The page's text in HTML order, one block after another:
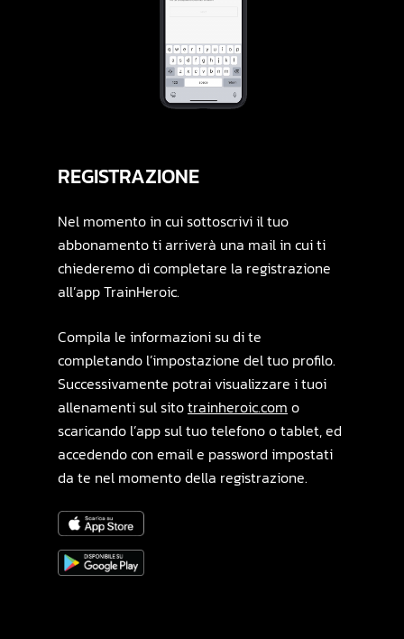
REGISTRAZIONE
Nel momento in cui sottoscrivi il tuo
abbonamento ti arriverà una mail in cui ti
chiederemo di completare la registrazione
all’app TrainHeroic.
Compila le informazioni su di te
completando l’impostazione del tuo profilo.
Successivamente potrai visualizzare i tuoi
allenamenti sul sitotrainheroic.com o
scaricando l’app sul tuo telefono o tablet, ed
accedendo con email e password impostati
da te nel momento della registrazione.